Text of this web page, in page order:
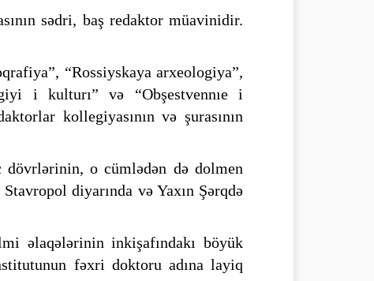
sədri, baş redaktor müavinidir.
“Rossiyskaya arxeologiya”,
i kulturı” və “Obşestvennıe i
kollegiyasının və şurasının
o cümlədən də dolmen
diyarında və Yaxın Şərqdə
əlaqələrinin inkişafındakı böyük
fəxri doktoru adına layiq